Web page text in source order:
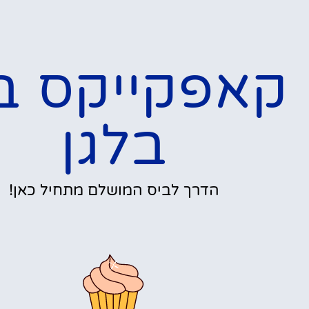
קאפקייקס
בלגן
הדרך לביס המושלם מתחיל כאן!